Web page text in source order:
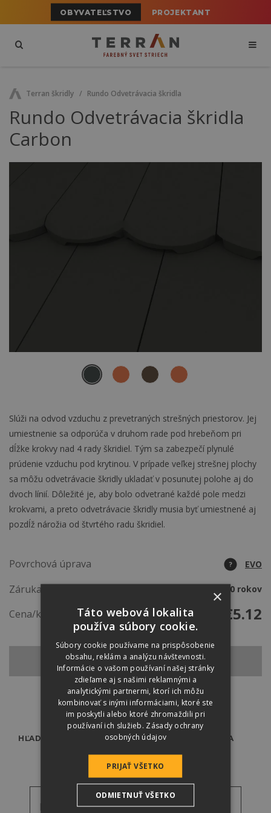
OBYVATEĽSTVO PROJEKTANT
Terran škridly Rundo Odvetrávacia škridla
Rundo Odvetrávacia škridla
Carbon
Slúži na odvod vzduchu z prevetraných strešných priestorov. Jej
umiestnenie sa odporúča v druhom rade pod hrebeňom pri
dĺžke krokvy nad 4 rady škridiel. Tým sa zabezpečí plynulé
prúdenie vzduchu pod krytinou. V prípade veľkej strešnej plochy
sa môžu odvetrávacie škridly ukladať v posunutej polohe aj do
dvoch línií. Dôležité je, aby bolo odvetrané každé pole medzi
krokvami, a preto odvetrávacie škridly musia byť umiestnené aj
pozdĺž nárožia od štvrtého radu škridiel.
Povrchová úprava ? EVO
Záruka 50 rokov
Cena/ks €5.12
SPÄŤ NA ZÁKLADNÚ ŠKRIDLU
HĽADÁTE ODBORNÍKA? PREDAJCOVIA
Referenčné fotky
×
Táto webová lokalita
používa súbory cookie.
Súbory cookie používame na prispôsobenie
obsahu, reklám a analýzu návštevnosti.
Informácie o vašom používaní našej stránky
zdieľame aj s našimi reklamnými a
analytickými partnermi, ktorí ich môžu
kombinovať s inými informáciami, ktoré ste
im poskytli alebo ktoré zhromaždili pri
používaní ich služieb. Zásady ochrany
osobných údajov
PRIJAŤ VŠETKO
ODMIETNUŤ VŠETKO